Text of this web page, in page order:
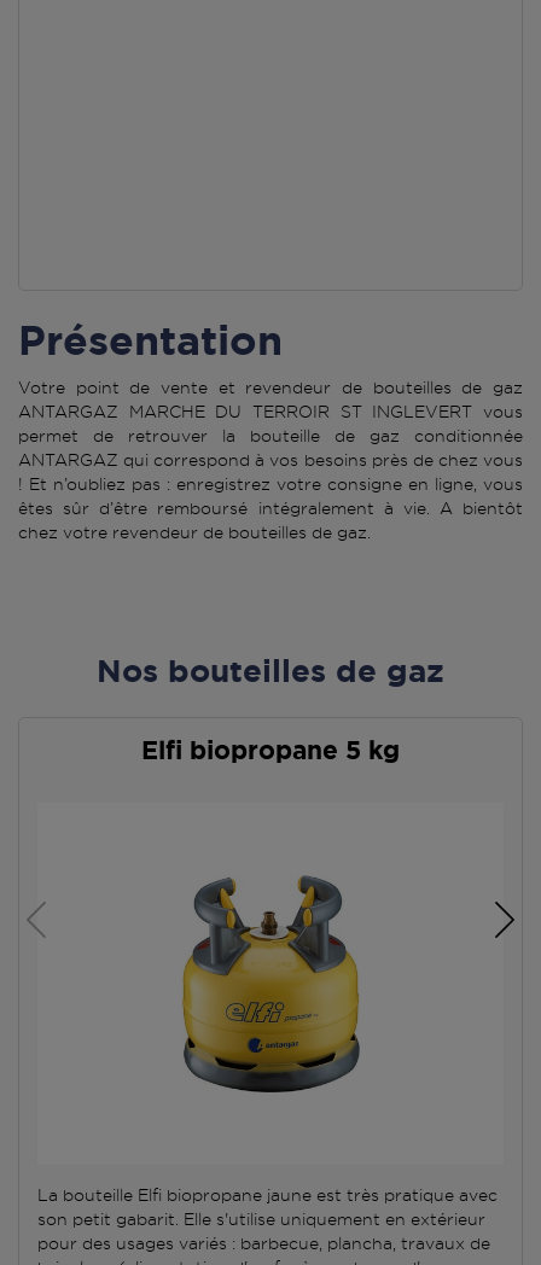
Présentation
Votre point de vente et revendeur de bouteilles de gaz
ANTARGAZ MARCHE DU TERROIR ST INGLEVERT vous
permet de retrouver la bouteille de gaz conditionnée
ANTARGAZ qui correspond à vos besoins près de chez vous
! Et n’oubliez pas : enregistrez votre consigne en ligne, vous
êtes sûr d’être remboursé intégralement à vie. A bientôt
chez votre revendeur de bouteilles de gaz.
Nos bouteilles de gaz
Elfi biopropane 5 kg
La bouteille Elfi biopropane jaune est très pratique avec
son petit gabarit. Elle s'utilise uniquement en extérieur
pour des usages variés : barbecue, plancha, travaux de